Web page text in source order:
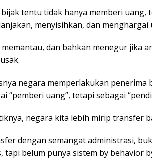
tentu tidak hanya memberi uang,
menyisihkan, dan menghargai
dan bahkan menegur jika
negara memperlakukan penerima
“pemberi uang”, tetapi sebagai
negara kita lebih mirip transfer
dengan semangat administrasi,
tapi belum punya sistem by behavior